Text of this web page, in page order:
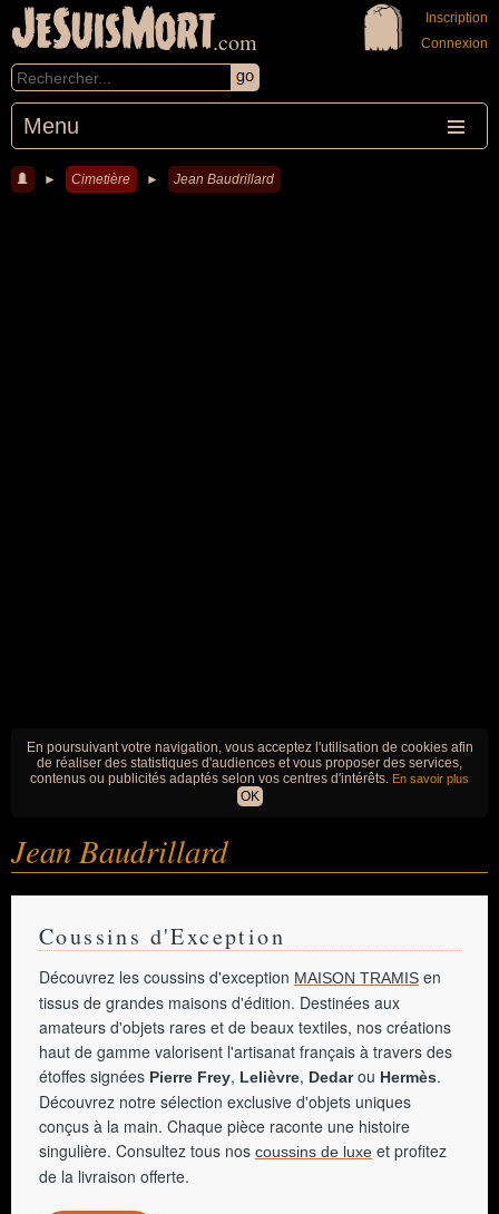
JeSuisMort.com
Menu
Inscription
Connexion
► Cimetière ► Jean Baudrillard
En poursuivant votre navigation, vous acceptez l'utilisation de cookies afin
de réaliser des statistiques d'audiences et vous proposer des services,
contenus ou publicités adaptés selon vos centres d'intérêts. En savoir plus
OK
Jean Baudrillard
Coussins d'Exception
Découvrez les coussins d'exception MAISON TRAMIS en
tissus de grandes maisons d'édition. Destinées aux
amateurs d'objets rares et de beaux textiles, nos créations
haut de gamme valorisent l'artisanat français à travers des
étoffes signées Pierre Frey, Lelièvre, Dedarou Hermès.
Découvrez notre sélection exclusive d'objets uniques
conçus à la main. Chaque pièce raconte une histoire
singulière. Consultez tous nos coussins de luxe et profitez
de la livraison offerte.